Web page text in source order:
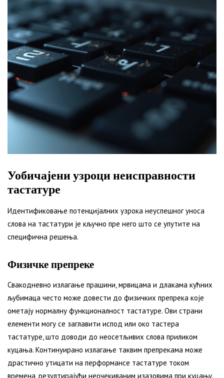
Уобичајени узроци неисправности
тастатуре
Идентификовање потенцијалних узрока неуспешног уноса
слова на тастатури је кључно пре него што се упутите на
специфична решења.
Физичке препреке
Свакодневно излагање прашини, мрвицама и длакама кућних
љубимаца често може довести до физичких препрека које
ометају нормалну функционалност тастатуре. Ови страни
елементи могу се заглавити испод или око тастера
тастатуре, што доводи до неосетљивих слова приликом
куцања. Континуирано излагање таквим препрекама може
драстично утицати на перформансе тастатуре током
времена, резултирајући неочекиваним изазовима при куцању.